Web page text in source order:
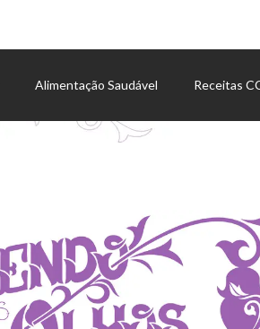
Alimentação Saudável Receitas